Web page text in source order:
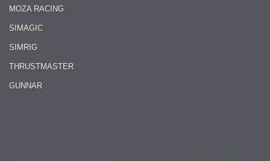
MOZA RACING
SIMAGIC
SIMRIG
THRUSTMASTER
GUNNAR